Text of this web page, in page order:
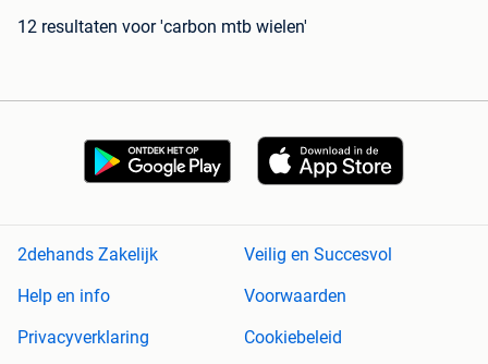
12 resultaten voor 'carbon mtb wielen'
2dehands Zakelijk
Veilig en Succesvol
Help en info
Voorwaarden
Privacyverklaring
Cookiebeleid